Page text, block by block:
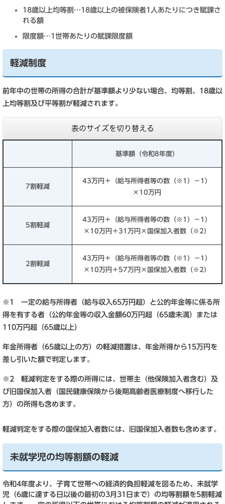
18歳以上均等割…18歳以上の被保険者1人あたりにつき賦課さ
れる額
限度額…1世帯あたりの賦課限度額
軽減制度
前年中の世帯の所得の合計が基準額より少ない場合、均等割、18歳以
上均等割及び平等割が軽減されます。
表のサイズを切り替える
基準額（令和8年度）
7割軽減
43万円＋（給与所得者等の数（※1）－1）
×10万円
5割軽減
43万円＋（給与所得者等の数（※1）－1）
×10万円＋31万円×国保加入者数（※2）
2割軽減
43万円＋（給与所得者等の数（※1）－1）
×10万円＋57万円×国保加入者数（※2）
※1 一定の給与所得者（給与収入65万円超）と公的年金等に係る所
得を有する者（公的年金等の収入金額60万円超（65歳未満）または
110万円超（65歳以上）
年金所得者（65歳以上の方）の軽減措置は、年金所得から15万円を
差し引いた額で判定します。
※2 軽減判定をする際の所得には、世帯主（他保険加入者含む）及
び旧国保加入者（国民健康保険から後期高齢者医療制度へ移行した
方）の所得も含めます。
軽減判定をする際の国保加入者数には、旧国保加入者数も含めます。
未就学児の均等割額の軽減
令和4年度より、子育て世帯への経済的負担軽減を図るため、未就学
児（6歳に達する日以後の最初の3月31日まで）の均等割額を5割軽減